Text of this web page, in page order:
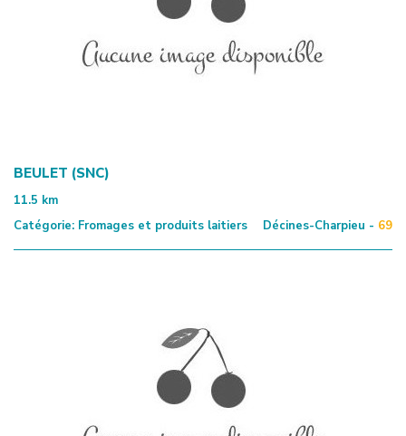
BEULET (SNC)
11.5 km
Catégorie: Fromages et produits laitiers Décines-Charpieu - 69